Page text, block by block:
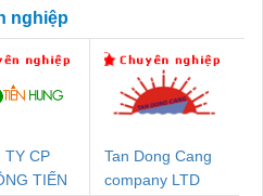
nghiệp
TY CP
TIẾN
Tan Dong Cang
company LTD